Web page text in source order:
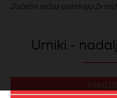
Začetni tečaji potekajo 2x
Urniki -